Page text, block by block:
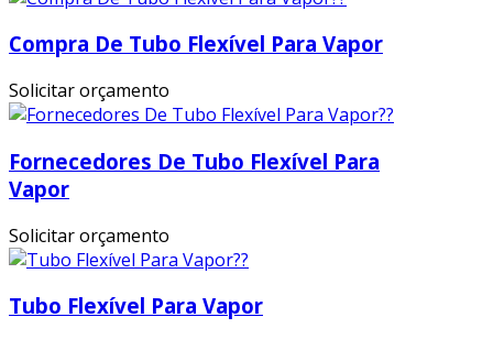
Compra De Tubo Flexível Para Vapor
Solicitar orçamento
Fornecedores De Tubo Flexível Para
Vapor
Solicitar orçamento
Tubo Flexível Para Vapor